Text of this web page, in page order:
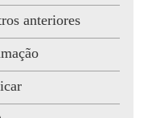
anteriores